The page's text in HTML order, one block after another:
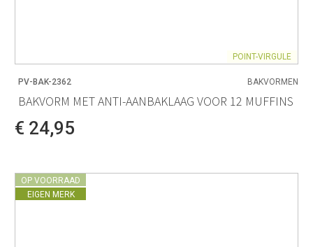
POINT-VIRGULE
PV-BAK-2362 BAKVORMEN
BAKVORM MET ANTI-AANBAKLAAG VOOR 12 MUFFINS
€ 24,95
OP VOORRAAD
EIGEN MERK